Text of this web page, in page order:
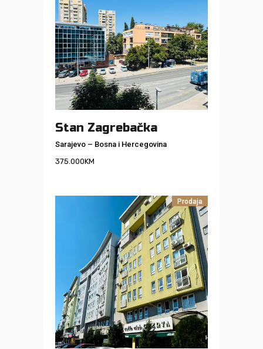
Stan Zagrebačka
Sarajevo – Bosna i Hercegovina
375.000KM
Prodaja